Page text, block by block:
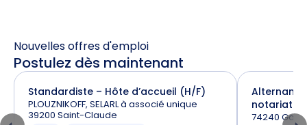
Nouvelles offres d'emploi
Postulez dès maintenant
Standardiste – Hôte d’accueil (H/F)
PLOUZNIKOFF, SELARL à associé unique
39200 Saint-Claude
notariat
74240